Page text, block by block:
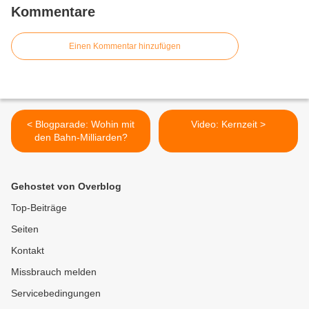
Kommentare
Einen Kommentar hinzufügen
< Blogparade: Wohin mit
den Bahn-Milliarden?
Video: Kernzeit >
Gehostet von Overblog
Top-Beiträge
Seiten
Kontakt
Missbrauch melden
Servicebedingungen